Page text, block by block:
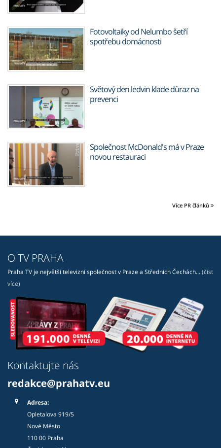
Fotovoltaiky od Nelumbo šetří
spotřebu domácnosti
Světový den ledvin klade důraz na
prevenci
Společnost McDonald's má v Praze
novou restauraci
Více PR článků
O TV PRAHA
Praha TV je největší televizní společnost v Praze a Středních Čechách... (číst
více)
Kontaktujte nás
redakce@prahatv.eu
Adresa:
Opletalova 919/5
Nové Město
110 00 Praha